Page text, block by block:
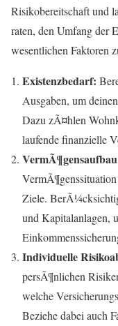
Risikobereitschaft und
raten, den Umfang der
wesentlichen Faktoren
Existenzbedarf:
Ausgaben, um
Dazu zÃ¤hlen
laufende finanzielle
Ziele.
und Kapitalanlagen,
Individuelle
persÃ¶nlichen
welche
Beziehe dabei auch